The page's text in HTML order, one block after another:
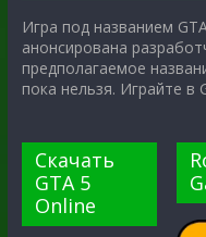
Игра под названием
анонсирована
предполагаемое
пока нельзя. Играйте в
Скачать
GTA 5
Online